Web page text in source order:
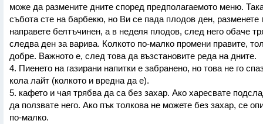
може да размените дните според предполагаемото меню.
събота сте на барбекю, но Ви се пада плодов ден, разменете
направете белтъчинен, а в неделя плодов, след него обаче
следва ден за варива. Колкото по-малко промени правите,
добре. Важното е, след това да възстановите реда на дните.
4. Пиенето на газирани напитки е забранено, но това не го
кола лайт (колкото и вредна да е).
5. кафето и чая трябва да са без захар. Ако харесвате
да ползвате него. Ако пък толкова не можете без захар, се
по-малко.